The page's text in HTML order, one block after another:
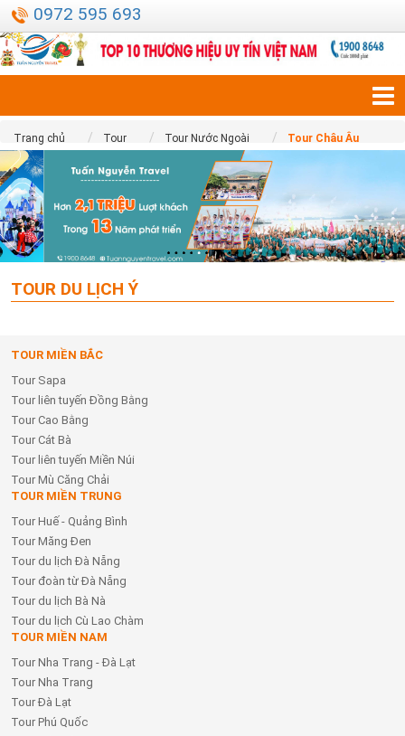
0972 595 693
Trang chủ Tour Tour Nước Ngoài Tour Châu Âu
TOUR DU LỊCH Ý
TOUR MIỀN BẮC
Tour Sapa
Tour liên tuyến Đồng Bằng
Tour Cao Bằng
Tour Cát Bà
Tour liên tuyến Miền Núi
Tour Mù Căng Chải
TOUR MIỀN TRUNG
Tour Huế - Quảng Bình
Tour Măng Đen
Tour du lịch Đà Nẵng
Tour đoàn từ Đà Nẵng
Tour du lịch Bà Nà
Tour du lịch Cù Lao Chàm
TOUR MIỀN NAM
Tour Nha Trang - Đà Lạt
Tour Nha Trang
Tour Đà Lạt
Tour Phú Quốc